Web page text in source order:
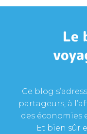
Ce blog
partageurs, à
des économies
Et bien sûr